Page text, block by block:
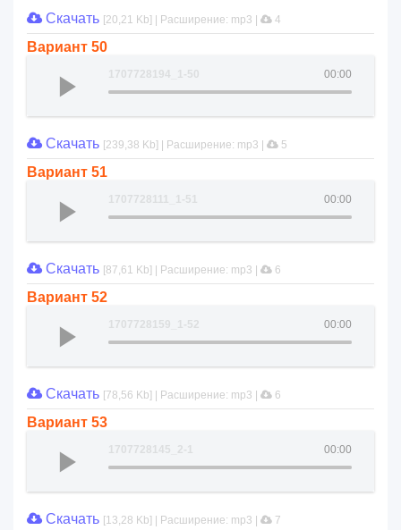
Скачать [20,21 Kb] | Расширение: mp3 | 4
Вариант 50
00:00
1707728194_1-50
Скачать [239,38 Kb] | Расширение: mp3 | 5
Вариант 51
00:00
1707728111_1-51
Скачать [87,61 Kb] | Расширение: mp3 | 6
Вариант 52
00:00
1707728159_1-52
Скачать [78,56 Kb] | Расширение: mp3 | 6
Вариант 53
00:00
1707728145_2-1
Скачать [13,28 Kb] | Расширение: mp3 | 7